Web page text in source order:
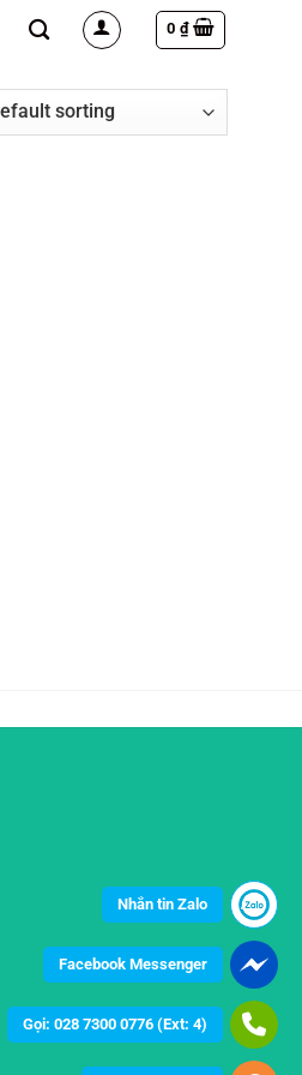
0 ₫
Nhắn tin Zalo
Facebook Messenger
Gọi: 028 7300 0776 (Ext: 4)